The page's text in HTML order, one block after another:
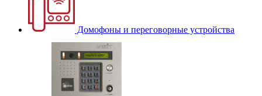
Домофоны и переговорные устройства